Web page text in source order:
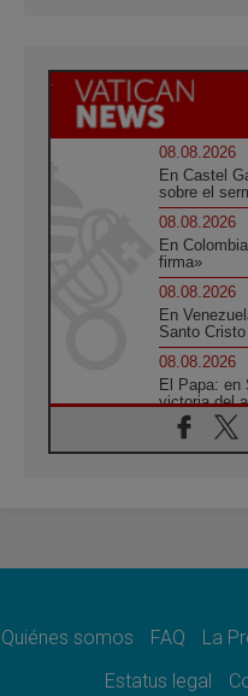
08.08.2026
En Castel
sobre el
08.08.2026
En
firma»
08.08.2026
En
Santo
08.08.2026
El Papa: en
victoria del
08.08.2026
León XIV
07.08.2026
07.08.2026
el
Quiénes somos FAQ La
Estatus legal